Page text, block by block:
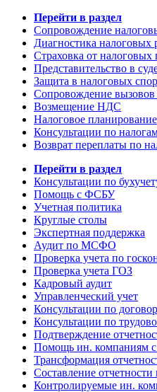
Перейти в раздел
Сопровождение
Диагностика налоговых
Страховка от налоговых
Представительство в
Защита в налоговых
Сопровождение
Возмещение НДС
Налоговое планирование
Консультации по
Возврат переплаты по
Перейти в раздел
Консультации по
Помощь с ФСБУ
Учетная политика
Круглые столы
Экспертная поддержка
Аудит по МСФО
Проверка учета по
Проверка учета ГОЗ
Кадровый аудит
Управленческий учет
Консультации по
Консультации по
Подтверждение
Помощь ин. компаниям
Трансформация
Составление
Контролируемые ин.